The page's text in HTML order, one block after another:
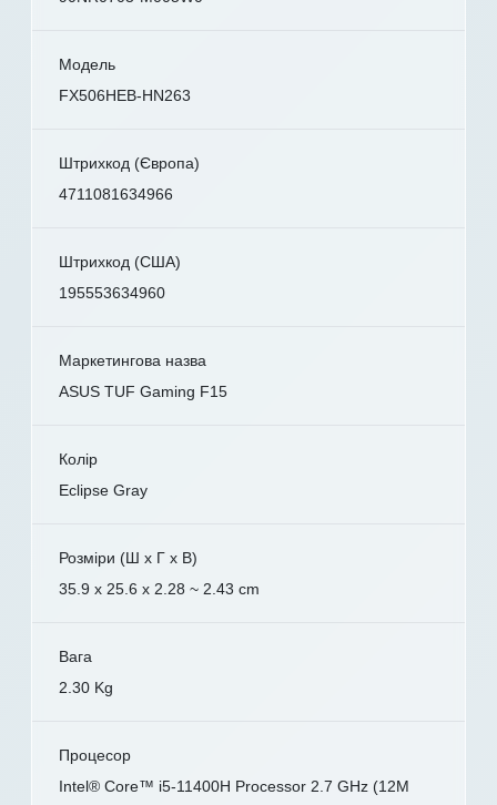
Модель
FX506HEB-HN263
Штрихкод (Європа)
4711081634966
Штрихкод (США)
195553634960
Маркетингова назва
ASUS TUF Gaming F15
Колір
Eclipse Gray
Розміри (Ш x Г x В)
35.9 x 25.6 x 2.28 ~ 2.43 cm
Вага
2.30 Kg
Процесор
Intel® Core™ i5-11400H Processor 2.7 GHz (12M